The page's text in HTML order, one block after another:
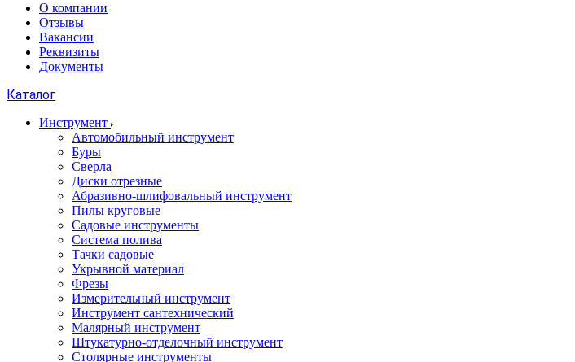
О компании
Отзывы
Вакансии
Реквизиты
Документы
Каталог
Инструмент
Автомобильный инструмент
Буры
Сверла
Диски отрезные
Абразивно-шлифовальный инструмент
Пилы круговые
Садовые инструменты
Система полива
Тачки садовые
Укрывной материал
Фрезы
Измерительный инструмент
Инструмент сантехнический
Малярный инструмент
Штукатурно-отделочный инструмент
Cтолярные инструменты